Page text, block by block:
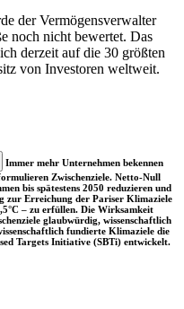
der Vermögensverwalter
noch nicht bewertet. Das
derzeit auf die 30 größten
von Investoren weltweit.
Immer mehr Unternehmen bekennen
Zwischenziele. Netto-Null
bis spätestens 2050 reduzieren und
zur Erreichung der Pariser Klimaziele
– zu erfüllen. Die Wirksamkeit
glaubwürdig, wissenschaftlich
fundierte Klimaziele die
Targets Initiative (SBTi) entwickelt.